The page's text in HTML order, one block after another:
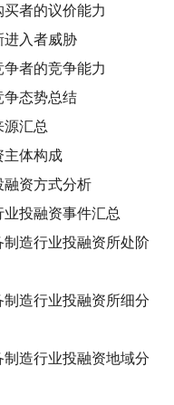
者的议价能力
进入者威胁
者的竞争能力
争态势总结
汇总
主体构成
融资方式分析
业投融资事件汇总
制造行业投融资所处阶
制造行业投融资所细分
制造行业投融资地域分